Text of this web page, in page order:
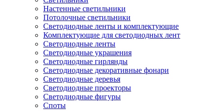
Настенные светильники
Потолочные светильники
Светодиодные ленты и комплектующие
Комплектующие для светодиодных лент
Светодиодные ленты
Светодиодные украшения
Светодиодные гирлянды
Светодиодные декоративные фонари
Светодиодные деревья
Светодиодные проекторы
Светодиодные фигуры
Споты